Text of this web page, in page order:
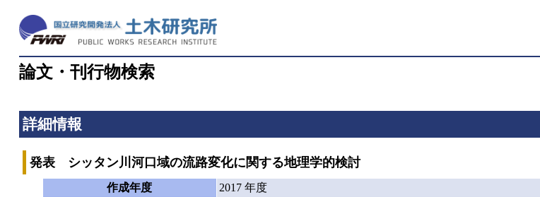
論文・刊行物検索
詳細情報
発表 シッタン川河口域の流路変化に関する地理学的検討
作成年度
2017 年度